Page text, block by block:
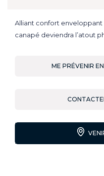
Alliant confort
canapé deviendra l’atout
ME PRÉVENIR